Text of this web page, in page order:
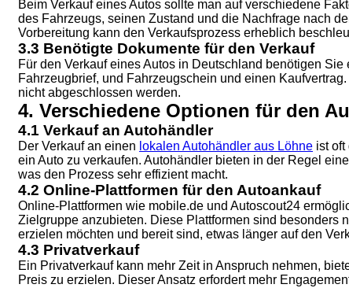
Beim Verkauf eines Autos sollte man auf verschiedene
des Fahrzeugs, seinen Zustand und die Nachfrage nach
Vorbereitung kann den Verkaufsprozess erheblich
3.3 Benötigte Dokumente für den Verkauf
Für den Verkauf eines Autos in Deutschland benötigen
Fahrzeugbrief, und Fahrzeugschein und einen
nicht abgeschlossen werden.
4. Verschiedene Optionen für den
4.1 Verkauf an Autohändler
Der Verkauf an einen lokalen Autohändler aus Löhne ist
ein Auto zu verkaufen. Autohändler bieten in der Regel
was den Prozess sehr effizient macht.
4.2 Online-Plattformen für den Autoankauf
Online-Plattformen wie mobile.de und Autoscout24
Zielgruppe anzubieten. Diese Plattformen sind besonders
erzielen möchten und bereit sind, etwas länger auf den
4.3 Privatverkauf
Ein Privatverkauf kann mehr Zeit in Anspruch nehmen,
Preis zu erzielen. Dieser Ansatz erfordert mehr